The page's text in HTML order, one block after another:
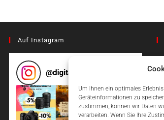
Um Ihnen ein optimales
Geräteinformationen zu
zustimmen, können wir Daten
verarbeiten. Wenn Sie Ihre
Auf Instagram
@digitalcameragraz